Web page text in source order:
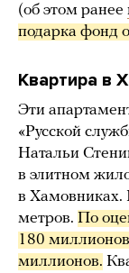
(об этом ранее
подарка фонд
Квартира в
Эти
«Русской
Натальи
в элитном
в
метров. По
180
миллионов.